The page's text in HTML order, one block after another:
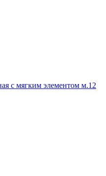
с мягким элементом м.12